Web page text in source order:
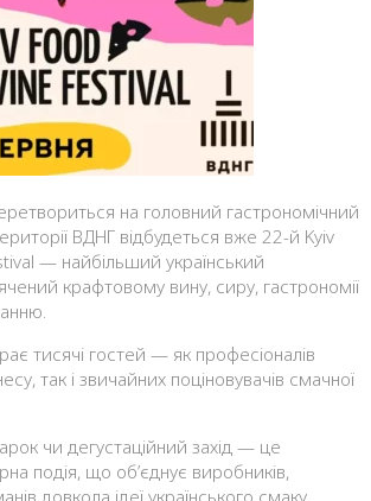
ВДНГ відбудеться вже 22-й Kyiv
— найбільший український
крафтовому вину, сиру, гастрономії
тисячі гостей — як професіоналів
так і звичайних поціновувачів смачної
чи дегустаційний захід — це
подія, що об’єднує виробників,